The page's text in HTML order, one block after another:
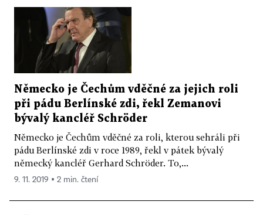
Německo je Čechům vděčné za jejich roli
při pádu Berlínské zdi, řekl Zemanovi
bývalý kancléř Schröder
Německo je Čechům vděčné za roli, kterou sehráli při
pádu Berlínské zdi v roce 1989, řekl v pátek bývalý
německý kancléř Gerhard Schröder. To,...
9. 11. 2019 ▪ 2 min. čtení